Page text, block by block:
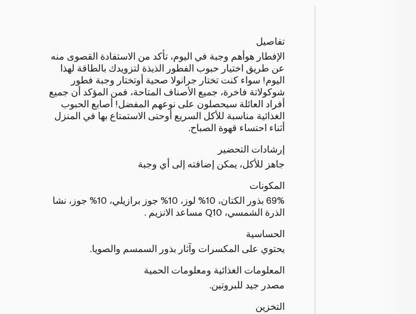
تفاصيل
الإفطار هوأهم وجبة في اليوم، تأكد من الاستفادة القصوى منه
عن طريق اختيار حبوب الفطور الذيذة لتزويدك بالطاقة لهذا
اليوم! سواء كنت تختار جرانولا صحية أوتختار وجبة فطور
شوكولاتة فاخرة، جميع الأصناف المتاحة، فمن المؤكد أن جميع
أفراد العائلة سيحصلون على نوعهم المفضل! أصابع الحبوب
الغذائية مناسبة للأكل السريع أوحتى الاستمتاع بها في المنزل
أثناء احتساء قهوة الصباح.
إرشادات التحضير
جاهز للأكل، يمكن إضافته إلى أي وجبة
المكونات
69% بذور الكتان، 10% لوز، 10% جوز برازيلي، 10% جوز، نشا
الذرة الشمسي، Q10 مساعد الانزيم .
الحساسية
يحتوي على المكسرات وآثار بذور السمسم والصويا.
المعلومات الغذائية ومعلومات الحمية
مصدر جيد للبروتين.
التخزين